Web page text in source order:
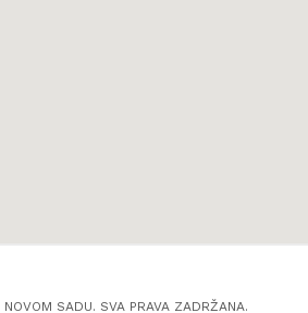
SADU. SVA PRAVA ZADRŽANA.